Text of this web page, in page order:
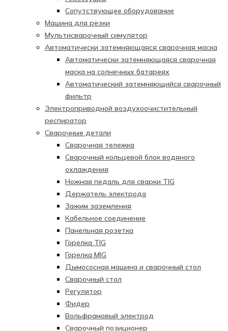
Сопутствующее оборудование
Машина для резки
Мультисварочный симулятор
Автоматически затемняющаяся сварочная маска
Автоматически затемняющаяся сварочная
маска на солнечных батареях
Автоматический затемняющийся сварочный
фильтр
Электроприводной воздухоочистительный
респиратор
Сварочные детали
Сварочная тележка
Сварочный кольцевой блок водяного
охлаждения
Ножная педаль для сварки TIG
Держатель электрода
Зажим заземления
Кабельное соединение
Панельная розетка
Горелка TIG
Горелка MIG
Дымососная машина и сварочный стол
Сварочный стол
Регулятор
Фидер
Вольфрамовый электрод
Сварочный позиционер